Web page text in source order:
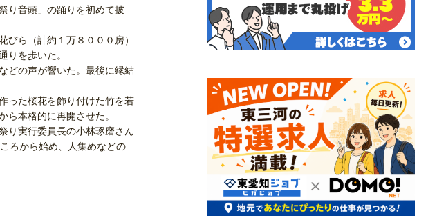
り音頭」の踊りを初めて披
ら（計約１万８０００房）
りを歩いた。
どの声が響いた。最後に縁結
った桜花を飾り付けた竹を若
本格的に再開させた。
り実行委員長の小林琢磨さん
ろから始め、人集めなどの